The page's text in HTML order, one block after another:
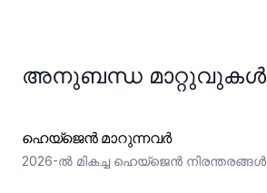
അനുബന്ധ മാറ്റുവുകൾ
ഹെയ്‌ജെൻ മാറുന്നവർ
2026-ൽ മികച്ച ഹെയ്‌ജെൻ നിരന്തരങ്ങൾ